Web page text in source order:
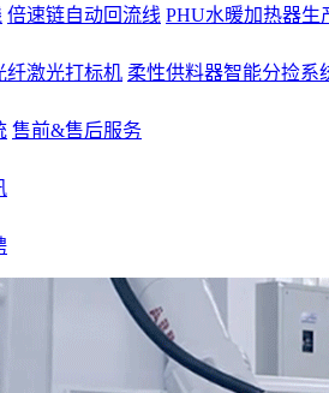
倍速链自动回流线 PHU水暖加热器生
纤激光打标机 柔性供料器智能分捡系
售前&售后服务